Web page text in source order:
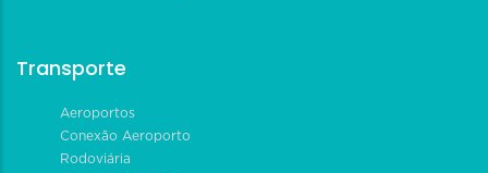
Transporte
Aeroportos
Conexão Aeroporto
Rodoviária